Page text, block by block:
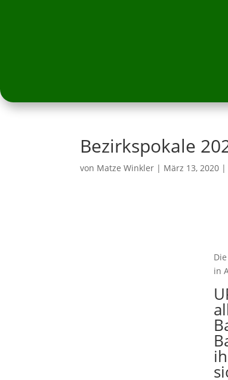
Bezirkspokale
von Matze Winkler | März 13, 2020
in